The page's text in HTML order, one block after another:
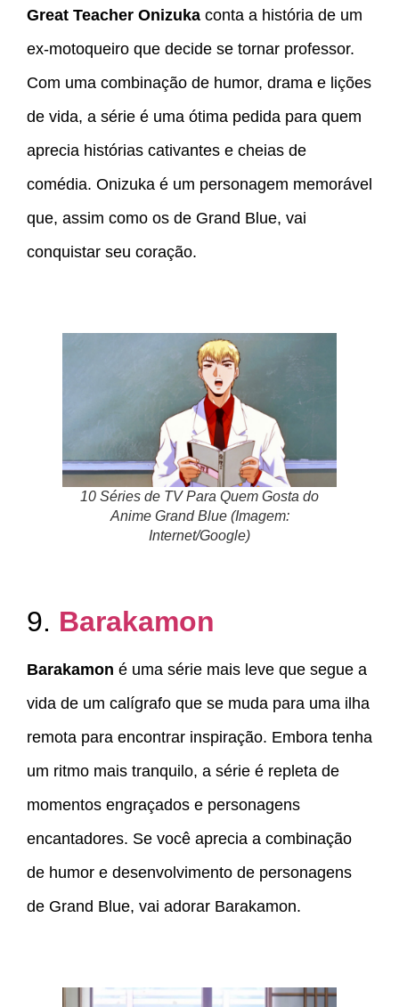
Great Teacher Onizuka conta a história de um
ex-motoqueiro que decide se tornar professor.
Com uma combinação de humor, drama e lições
de vida, a série é uma ótima pedida para quem
aprecia histórias cativantes e cheias de
comédia. Onizuka é um personagem memorável
que, assim como os de Grand Blue, vai
conquistar seu coração.
10 Séries de TV Para Quem Gosta do
Anime Grand Blue (Imagem:
Internet/Google)
9. Barakamon
Barakamon é uma série mais leve que segue a
vida de um calígrafo que se muda para uma ilha
remota para encontrar inspiração. Embora tenha
um ritmo mais tranquilo, a série é repleta de
momentos engraçados e personagens
encantadores. Se você aprecia a combinação
de humor e desenvolvimento de personagens
de Grand Blue, vai adorar Barakamon.